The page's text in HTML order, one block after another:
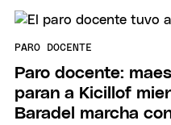
PARO DOCENTE
Paro docente:
paran a Kicillof
Baradel marcha